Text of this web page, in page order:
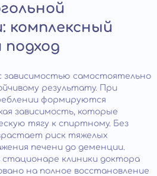
комплексный
подход
зависимостью самостоятельно
результату. При
формируются
зависимость, которые
тягу к спиртному. Без
риск тяжелых
печени до деменции.
стационаре клиники доктора
на полное восстановление